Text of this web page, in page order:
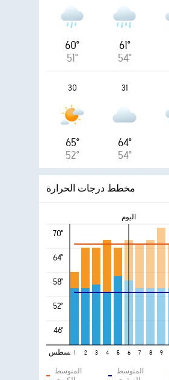
60°
51°
61°
54°
30
65°
52°
31
64°
54°
مخطط درجات الحرارة
70°
64°
58°
52°
46°
أغسطس
اليوم
1 2 3 4 5 6 7 8 9
المتوسط
المتوسط